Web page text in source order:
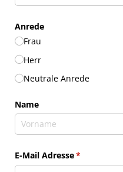
Anrede
Frau
Herr
Neutrale Anrede
Name
E-Mail Adresse*
(erforderlich)